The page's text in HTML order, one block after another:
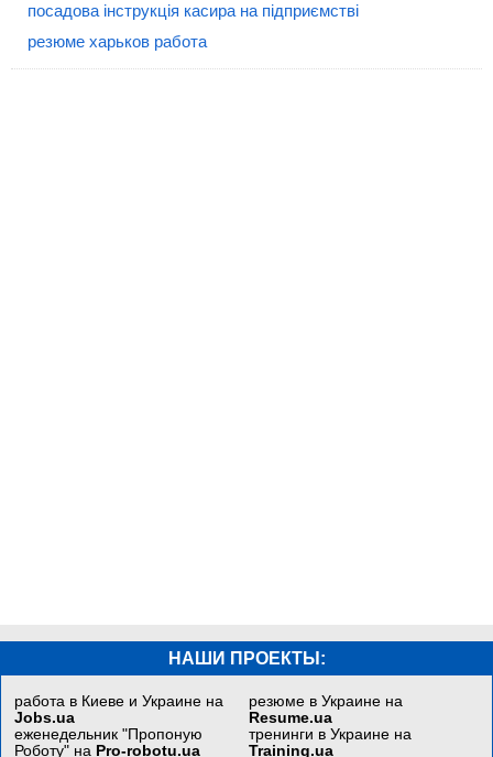
посадова інструкція касира на підприємстві
резюме харьков работа
НАШИ ПРОЕКТЫ:
работа в Киеве и Украине на
Jobs.ua
еженедельник "Пропоную
Роботу" на Pro-robotu.ua
резюме в Украине на
Resume.ua
тренинги в Украине на
Training.ua